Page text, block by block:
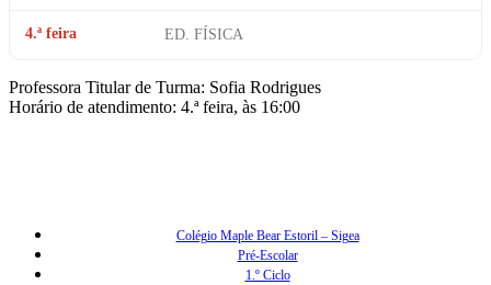
4.ª feira ED. FÍSICA
Professora Titular de Turma: Sofia Rodrigues
Horário de atendimento: 4.ª feira, às 16:00
Colégio Maple Bear Estoril – Sigea
Pré-Escolar
1.º Ciclo